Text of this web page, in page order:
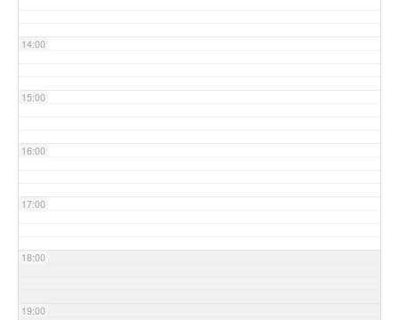
14:00
15:00
16:00
17:00
18:00
19:00